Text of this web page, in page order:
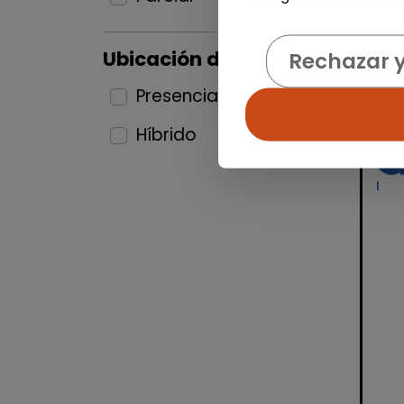
Ubicación del puesto
Presencial
13
Híbrido
5
Rechazar